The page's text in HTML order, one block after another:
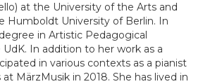
at the University of the Arts and
Humboldt University of Berlin. In
in Artistic Pedagogical
In addition to her work as a
in various contexts as a pianist
MärzMusik in 2018. She has lived in